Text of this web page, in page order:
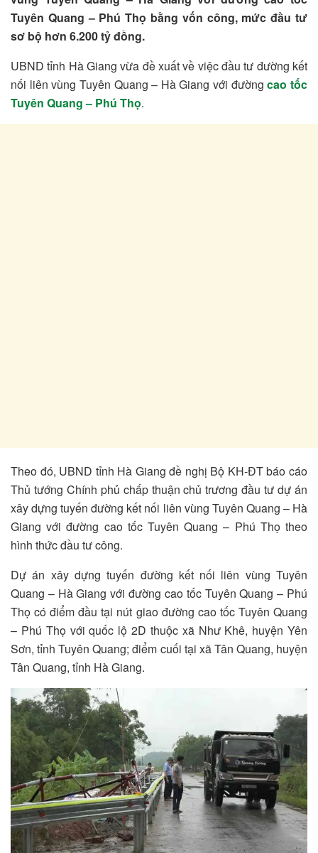
Tuyên Quang – Phú Thọ bằng vốn công, mức đầu tư
sơ bộ hơn 6.200 tỷ đồng.
UBND tỉnh Hà Giang vừa đề xuất về việc đầu tư đường kết
nối liên vùng Tuyên Quang – Hà Giang với đườngcao tốc
Tuyên Quang – Phú Thọ.
Theo đó, UBND tỉnh Hà Giang đề nghị Bộ KH-ĐT báo cáo
Thủ tướng Chính phủ chấp thuận chủ trương đầu tư dự án
xây dựng tuyến đường kết nối liên vùng Tuyên Quang – Hà
Giang với đường cao tốc Tuyên Quang – Phú Thọ theo
hình thức đầu tư công.
Dự án xây dựng tuyến đường kết nối liên vùng Tuyên
Quang – Hà Giang với đường cao tốc Tuyên Quang – Phú
Thọ có điểm đầu tại nút giao đường cao tốc Tuyên Quang
– Phú Thọ với quốc lộ 2D thuộc xã Như Khê, huyện Yên
Sơn, tỉnh Tuyên Quang; điểm cuối tại xã Tân Quang, huyện
Tân Quang, tỉnh Hà Giang.